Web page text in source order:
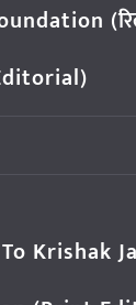
Krishak